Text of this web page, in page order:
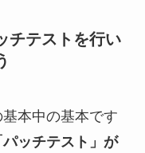
チテストを行い
本中の基本です
パッチテスト」が